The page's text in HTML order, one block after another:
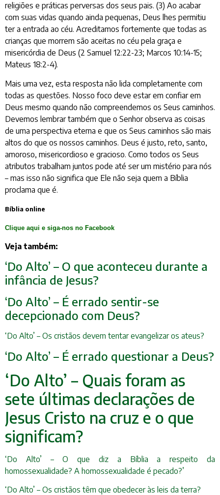
religiões e práticas perversas dos seus pais. (3) Ao acabar
com suas vidas quando ainda pequenas, Deus lhes permitiu
ter a entrada ao céu. Acreditamos fortemente que todas as
crianças que morrem são aceitas no céu pela graça e
misericórdia de Deus (2 Samuel 12:22-23; Marcos 10:14-15;
Mateus 18:2-4).
Mais uma vez, esta resposta não lida completamente com
todas as questões. Nosso foco deve estar em confiar em
Deus mesmo quando não compreendemos os Seus caminhos.
Devemos lembrar também que o Senhor observa as coisas
de uma perspectiva eterna e que os Seus caminhos são mais
altos do que os nossos caminhos. Deus é justo, reto, santo,
amoroso, misericordioso e gracioso. Como todos os Seus
atributos trabalham juntos pode até ser um mistério para nós
– mas isso não significa que Ele não seja quem a Bíblia
proclama que é.
Bíblia online
Clique aqui e siga-nos no Facebook
Veja também:
‘Do Alto’ – O que aconteceu durante a
infância de Jesus?
‘Do Alto’ – É errado sentir-se
decepcionado com Deus?
‘Do Alto’ – Os cristãos devem tentar evangelizar os ateus?
‘Do Alto’ – É errado questionar a Deus?
‘Do Alto’ – Quais foram as
sete últimas declarações de
Jesus Cristo na cruz e o que
significam?
‘Do Alto’ – O que diz a Bíblia a respeito da
homossexualidade? A homossexualidade é pecado?’
‘Do Alto’ – Os cristãos têm que obedecer às leis da terra?